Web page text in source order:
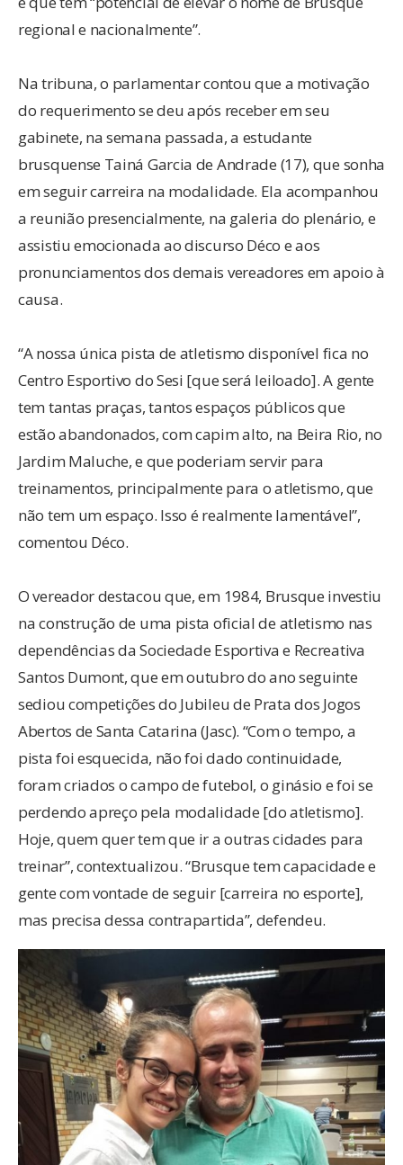
regional e nacionalmente”.
Na tribuna, o parlamentar contou que a motivação
do requerimento se deu após receber em seu
gabinete, na semana passada, a estudante
brusquense Tainá Garcia de Andrade (17), que sonha
em seguir carreira na modalidade. Ela acompanhou
a reunião presencialmente, na galeria do plenário, e
assistiu emocionada ao discurso Déco e aos
pronunciamentos dos demais vereadores em apoio à
causa.
“A nossa única pista de atletismo disponível fica no
Centro Esportivo do Sesi [que será leiloado]. A gente
tem tantas praças, tantos espaços públicos que
estão abandonados, com capim alto, na Beira Rio, no
Jardim Maluche, e que poderiam servir para
treinamentos, principalmente para o atletismo, que
não tem um espaço. Isso é realmente lamentável”,
comentou Déco.
O vereador destacou que, em 1984, Brusque investiu
na construção de uma pista oficial de atletismo nas
dependências da Sociedade Esportiva e Recreativa
Santos Dumont, que em outubro do ano seguinte
sediou competições do Jubileu de Prata dos Jogos
Abertos de Santa Catarina (Jasc). “Com o tempo, a
pista foi esquecida, não foi dado continuidade,
foram criados o campo de futebol, o ginásio e foi se
perdendo apreço pela modalidade [do atletismo].
Hoje, quem quer tem que ir a outras cidades para
treinar”, contextualizou. “Brusque tem capacidade e
gente com vontade de seguir [carreira no esporte],
mas precisa dessa contrapartida”, defendeu.